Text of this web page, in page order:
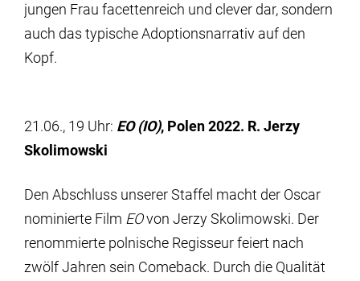
jungen Frau facettenreich und clever dar, sondern
auch das typische Adoptionsnarrativ auf den
Kopf.
21.06., 19 Uhr: EO (IO), Polen 2022. R. Jerzy
Skolimowski
Den Abschluss unserer Staffel macht der Oscar
nominierte Film EOvon Jerzy Skolimowski. Der
renommierte polnische Regisseur feiert nach
zwölf Jahren sein Comeback. Durch die Qualität